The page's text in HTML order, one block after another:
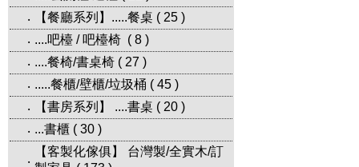
‧
【餐廳系列】.....餐桌 ( 25 )
‧ ....吧檯 / 吧檯椅 ( 8 )
‧ ....餐椅/書桌椅 ( 27 )
‧ .....餐櫃/壁櫃/垃圾桶 ( 45 )
‧
【書房系列】 ....書桌 ( 20 )
‧ ...書櫃 ( 30 )
‧
【客製化傢俱】 台灣製/全實木/訂